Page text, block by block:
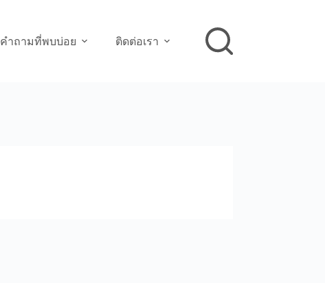
คำถามที่พบบ่อย ติดต่อเรา